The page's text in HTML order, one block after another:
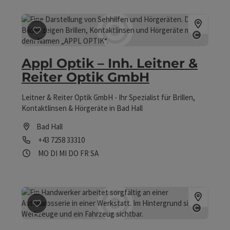
Beitrag merken: Appl Optik – Inh. Leitner & Reiter
Appl Optik – Inh. Leitner &
Reiter Optik GmbH
Leitner & Reiter Optik GmbH - Ihr Spezialist für Brillen,
Kontaktlinsen & Hörgeräte in Bad Hall
Bad Hall
Telefon
+43 7258 33310
Öffnungszeiten
MO Montag geöffnet
DI Dienstag geöffnet
MI Mittwoch geöffnet
DO Donnerstag geöffnet
FR Freitag geöffnet
SASamstag geöffnet
Beitrag merken: Auto-Butler mobile Hagel & Dellen